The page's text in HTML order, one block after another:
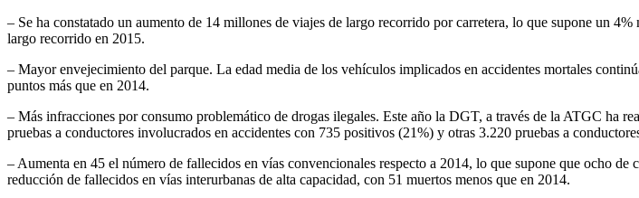
– Se ha constatado un aumento de 14 millones de viajes de largo recorrido por carretera, lo que supone un
largo recorrido en 2015.
– Mayor envejecimiento del parque. La edad media de los vehículos implicados en accidentes mortales
puntos más que en 2014.
– Más infracciones por consumo problemático de drogas ilegales. Este año la DGT, a través de la ATGC ha
pruebas a conductores involucrados en accidentes con 735 positivos (21%) y otras 3.220 pruebas a
– Aumenta en 45 el número de fallecidos en vías convencionales respecto a 2014, lo que supone que ocho
reducción de fallecidos en vías interurbanas de alta capacidad, con 51 muertos menos que en 2014.